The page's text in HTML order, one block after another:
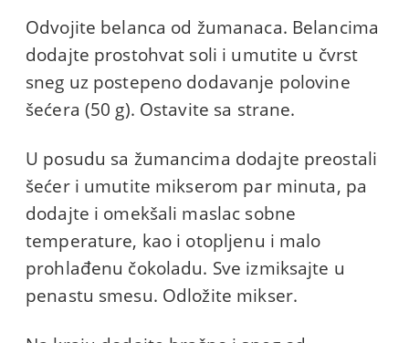
Odvojite belanca od žumanaca. Belancima
dodajte prostohvat soli i umutite u čvrst
sneg uz postepeno dodavanje polovine
šećera (50 g). Ostavite sa strane.
U posudu sa žumancima dodajte preostali
šećer i umutite mikserom par minuta, pa
dodajte i omekšali maslac sobne
temperature, kao i otopljenu i malo
prohlađenu čokoladu. Sve izmiksajte u
penastu smesu. Odložite mikser.